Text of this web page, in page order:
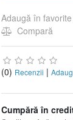
Adaugă în favorite
Compară
(0) Recenzii |
Cumpără în